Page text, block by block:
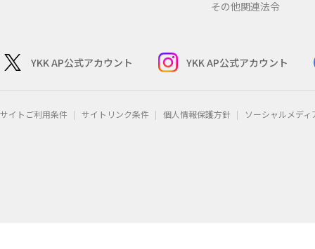
その他関連法令
YKK AP公式アカウント YKK AP公式アカウント
サイトご利用条件 サイトリンク条件 個人情報保護方針 ソーシャルメデ